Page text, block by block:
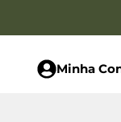
Minha